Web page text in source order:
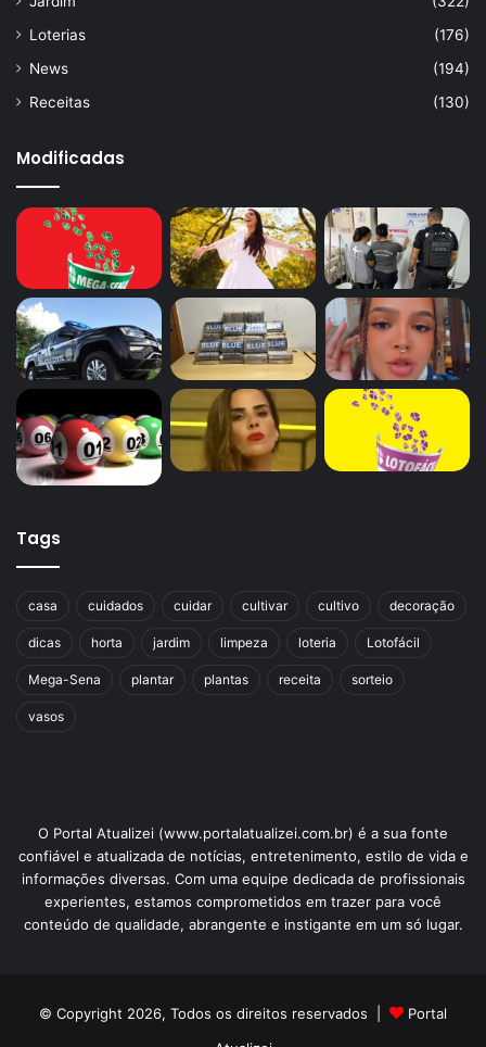
Loterias
(176)
News
(194)
Receitas
(130)
Modificadas
Tags
casa cuidados cuidar cultivar cultivo decoração
dicas horta jardim limpeza loteria Lotofácil
Mega-Sena plantar plantas receita sorteio
vasos
O Portal Atualizei (www.portalatualizei.com.br) é a sua fonte
confiável e atualizada de notícias, entretenimento, estilo de vida e
informações diversas. Com uma equipe dedicada de profissionais
experientes, estamos comprometidos em trazer para você
conteúdo de qualidade, abrangente e instigante em um só lugar.
© Copyright 2026, Todos os direitos reservados |
Portal